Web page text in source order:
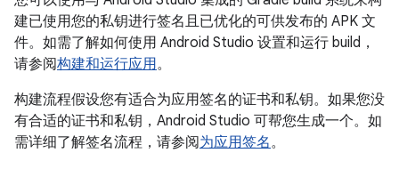
建已使用您的私钥进行签名且已优化的可供发布的 APK 文
件。如需了解如何使用 Android Studio 设置和运行 build，
请参阅构建和运行应用。
构建流程假设您有适合为应用签名的证书和私钥。如果您没
有合适的证书和私钥，Android Studio 可帮您生成一个。如
需详细了解签名流程，请参阅为应用签名。